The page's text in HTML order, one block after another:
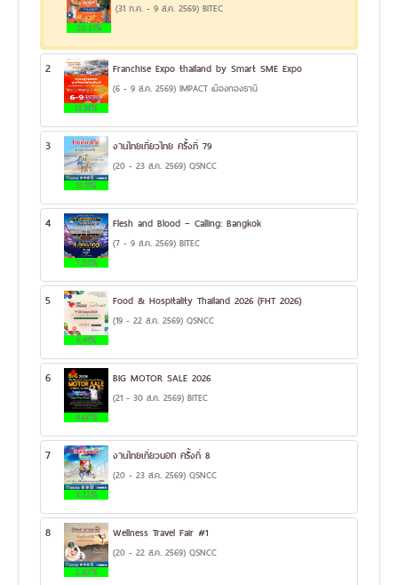
20.31%
(31 ก.ค. - 9 ส.ค. 2569) BITEC
2
13.14%
Franchise Expo thailand by Smart SME Expo
(6 - 9 ส.ค. 2569) IMPACT เมืองทองธานี
3
13.11%
งานไทยเที่ยวไทย ครั้งที่ 79
(20 - 23 ส.ค. 2569) QSNCC
4
7.33%
Flesh and Blood – Calling: Bangkok
(7 - 9 ส.ค. 2569) BITEC
5
6.41%
Food & Hospitality Thailand 2026 (FHT 2026)
(19 - 22 ส.ค. 2569) QSNCC
6
4.66%
BIG MOTOR SALE 2026
(21 - 30 ส.ค. 2569) BITEC
7
3.72%
งานไทยเที่ยวนอก ครั้งที่ 8
(20 - 23 ส.ค. 2569) QSNCC
8
2.93%
Wellness Travel Fair #1
(20 - 22 ส.ค. 2569) QSNCC